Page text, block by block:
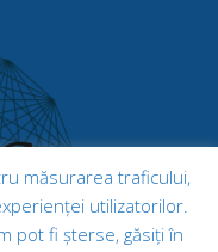
măsurarea traficului,
utilizatorilor.
pot fi șterse, găsiți în